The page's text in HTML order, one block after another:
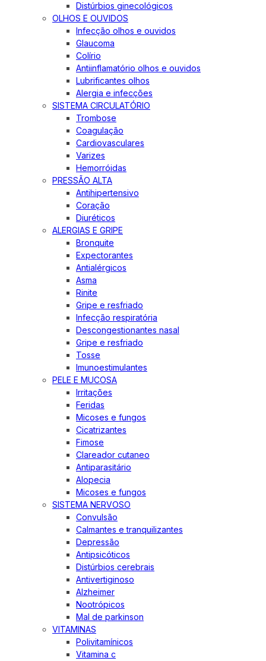
Distúrbios ginecológicos
OLHOS E OUVIDOS
Infecção olhos e ouvidos
Glaucoma
Colírio
Antiinflamatório olhos e ouvidos
Lubrificantes olhos
Alergia e infecções
SISTEMA CIRCULATÓRIO
Trombose
Coagulação
Cardiovasculares
Varizes
Hemorróidas
PRESSÃO ALTA
Antihipertensivo
Coração
Diuréticos
ALERGIAS E GRIPE
Bronquite
Expectorantes
Antialérgicos
Asma
Rinite
Gripe e resfriado
Infecção respiratória
Descongestionantes nasal
Gripe e resfriado
Tosse
Imunoestimulantes
PELE E MUCOSA
Irritações
Feridas
Micoses e fungos
Cicatrizantes
Fimose
Clareador cutaneo
Antiparasitário
Alopecia
Micoses e fungos
SISTEMA NERVOSO
Convulsão
Calmantes e tranquilizantes
Depressão
Antipsicóticos
Distúrbios cerebrais
Antivertiginoso
Alzheimer
Nootrópicos
Mal de parkinson
VITAMINAS
Polivitamínicos
Vitamina c